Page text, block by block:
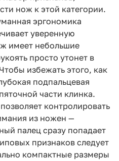
нож к этой категории.
эргономика
уверенную
имеет небольшие
просто утонет в
избежать этого, как
подпальцевая
части клинка.
контролировать
из ножен —
палец сразу попадает
признаков следует
компактные размеры